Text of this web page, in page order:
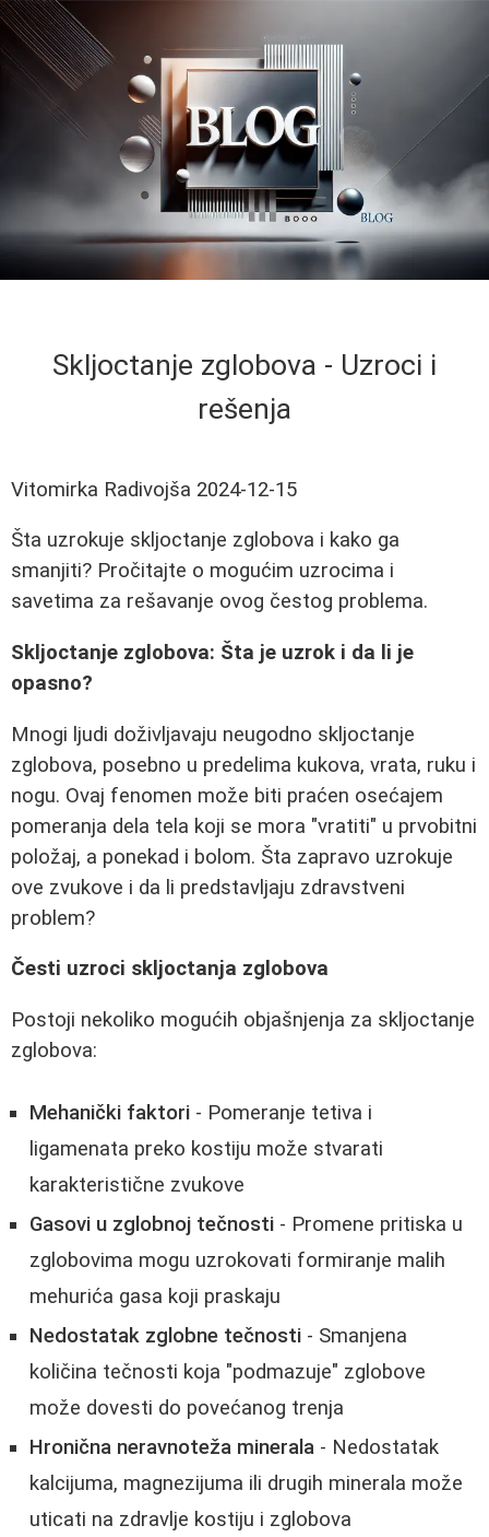
Skljoctanje zglobova - Uzroci i
rešenja
Vitomirka Radivojša 2024-12-15
Šta uzrokuje skljoctanje zglobova i kako ga
smanjiti? Pročitajte o mogućim uzrocima i
savetima za rešavanje ovog čestog problema.
Skljoctanje zglobova: Šta je uzrok i da li je
opasno?
Mnogi ljudi doživljavaju neugodno skljoctanje
zglobova, posebno u predelima kukova, vrata, ruku i
nogu. Ovaj fenomen može biti praćen osećajem
pomeranja dela tela koji se mora "vratiti" u prvobitni
položaj, a ponekad i bolom. Šta zapravo uzrokuje
ove zvukove i da li predstavljaju zdravstveni
problem?
Česti uzroci skljoctanja zglobova
Postoji nekoliko mogućih objašnjenja za skljoctanje
zglobova:
Mehanički faktori - Pomeranje tetiva i
ligamenata preko kostiju može stvarati
karakteristične zvukove
Gasovi u zglobnoj tečnosti - Promene pritiska u
zglobovima mogu uzrokovati formiranje malih
mehurića gasa koji praskaju
Nedostatak zglobne tečnosti - Smanjena
količina tečnosti koja "podmazuje" zglobove
može dovesti do povećanog trenja
Hronična neravnoteža minerala - Nedostatak
kalcijuma, magnezijuma ili drugih minerala može
uticati na zdravlje kostiju i zglobova